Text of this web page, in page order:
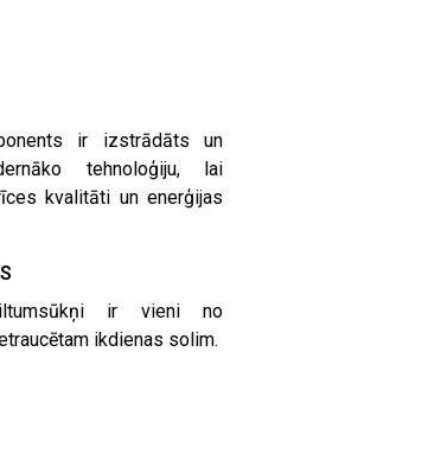
ir izstrādāts un
tehnoloģiju, lai
kvalitāti un enerģijas
ir vieni no
ikdienas solim.